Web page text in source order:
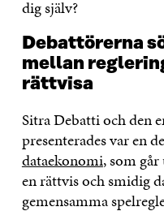
dig själv?
Debattörerna
mellan
rättvisa
Sitra Debatti och den
presenterades var en
dataekonomi, som
en rättvis och smidig
gemensamma